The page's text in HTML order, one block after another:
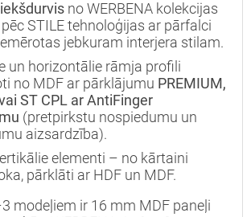
iekšdurvis no WERBENA kolekcijas
STILE tehnoloģijas ar pārfalci
jebkuram interjera stilam.
un horizontālie rāmja profili
no MDF ar pārklājumu PREMIUM,
ST CPL ar AntiFinger
(pretpirkstu nospiedumu un
aizsardzība).
elementi – no kārtaini
pārklāti ar HDF un MDF.
modeļiem ir 16 mm MDF paneļi
Interesē
Aizvērt!